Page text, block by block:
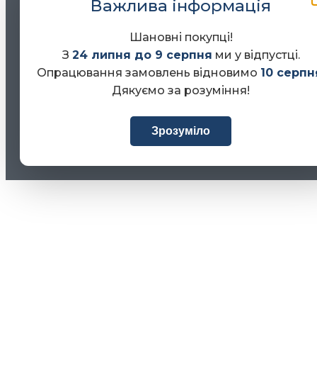
Важлива інформація
Шановні покупці!
З 24 липня до 9 серпня ми у відпустці.
Опрацювання замовлень відновимо 10
Дякуємо за розуміння!
Зрозуміло